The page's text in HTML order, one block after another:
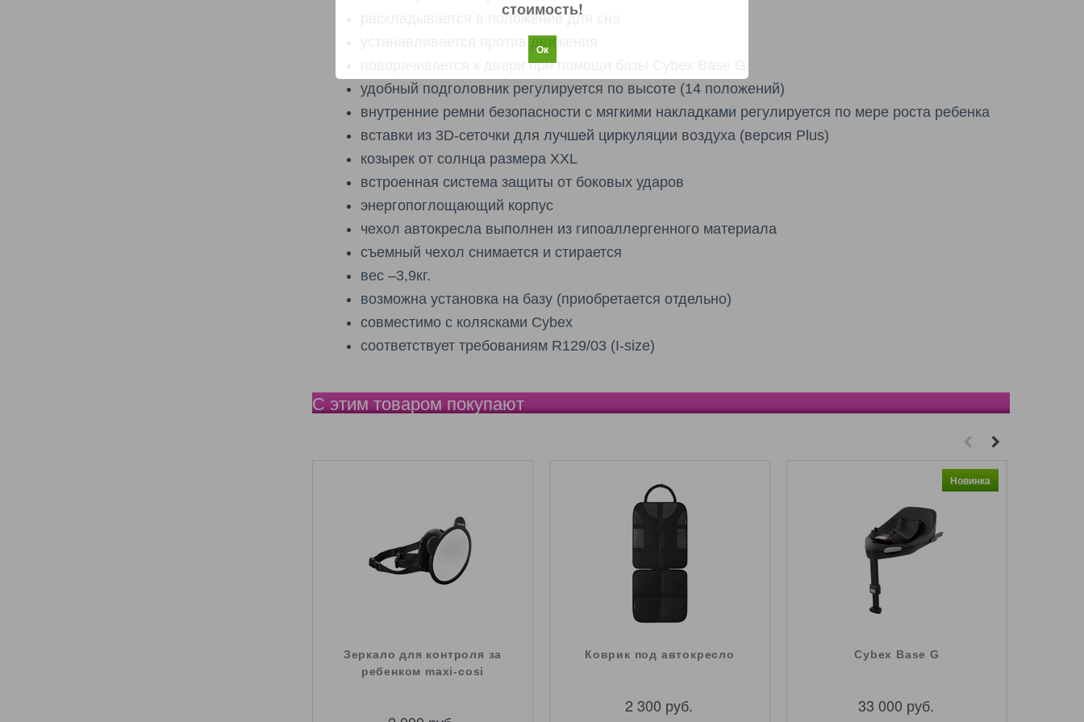
раскладывается в положение для сна
устанавливается против движения
поворачивается к двери при помощи базы Cybex Base G
удобный подголовник регулируется по высоте (14 положений)
внутренние ремни безопасности с мягкими накладками регулируется по мере роста ребенка
вставки из 3D-сеточки для лучшей циркуляции воздуха (версия Plus)
козырек от солнца размера XXL
встроенная система защиты от боковых ударов
энергопоглощающий корпус
чехол автокресла выполнен из гипоаллергенного материала
съемный чехол снимается и стирается
вес –3,9кг.
возможна установка на базу (приобретается отдельно)
совместимо с колясками Cybex
соответствует требованиям R129/03 (I-size)
С этим товаром покупают
Зеркало для контроля за
ребенком maxi-cosi
Коврик под автокресло
2 300 руб.
Cybex Base G
Новинка
33 000 руб.
стоимость!
Ок